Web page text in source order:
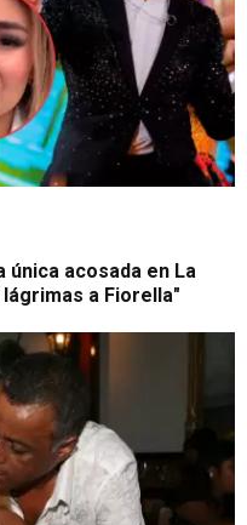
única acosada en La
a Fiorella"